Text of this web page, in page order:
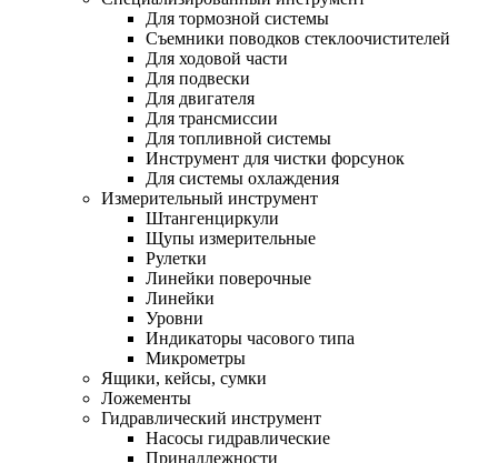
Для тормозной системы
Съемники поводков стеклоочистителей
Для ходовой части
Для подвески
Для двигателя
Для трансмиссии
Для топливной системы
Инструмент для чистки форсунок
Для системы охлаждения
Измерительный инструмент
Штангенциркули
Щупы измерительные
Рулетки
Линейки поверочные
Линейки
Уровни
Индикаторы часового типа
Микрометры
Ящики, кейсы, сумки
Ложементы
Гидравлический инструмент
Насосы гидравлические
Принадлежности